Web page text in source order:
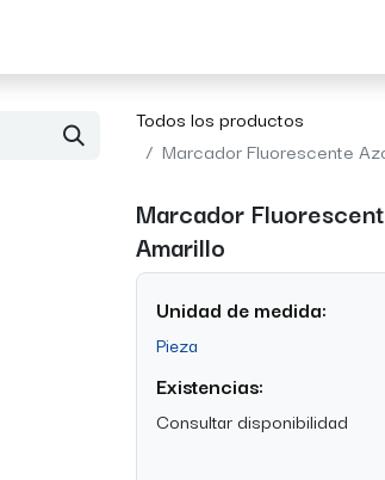
Todos los productos
Marcador Fluorescente
Marcador
Amarillo
Unidad de medida:
Pieza
Existencias:
Consultar disponibilidad